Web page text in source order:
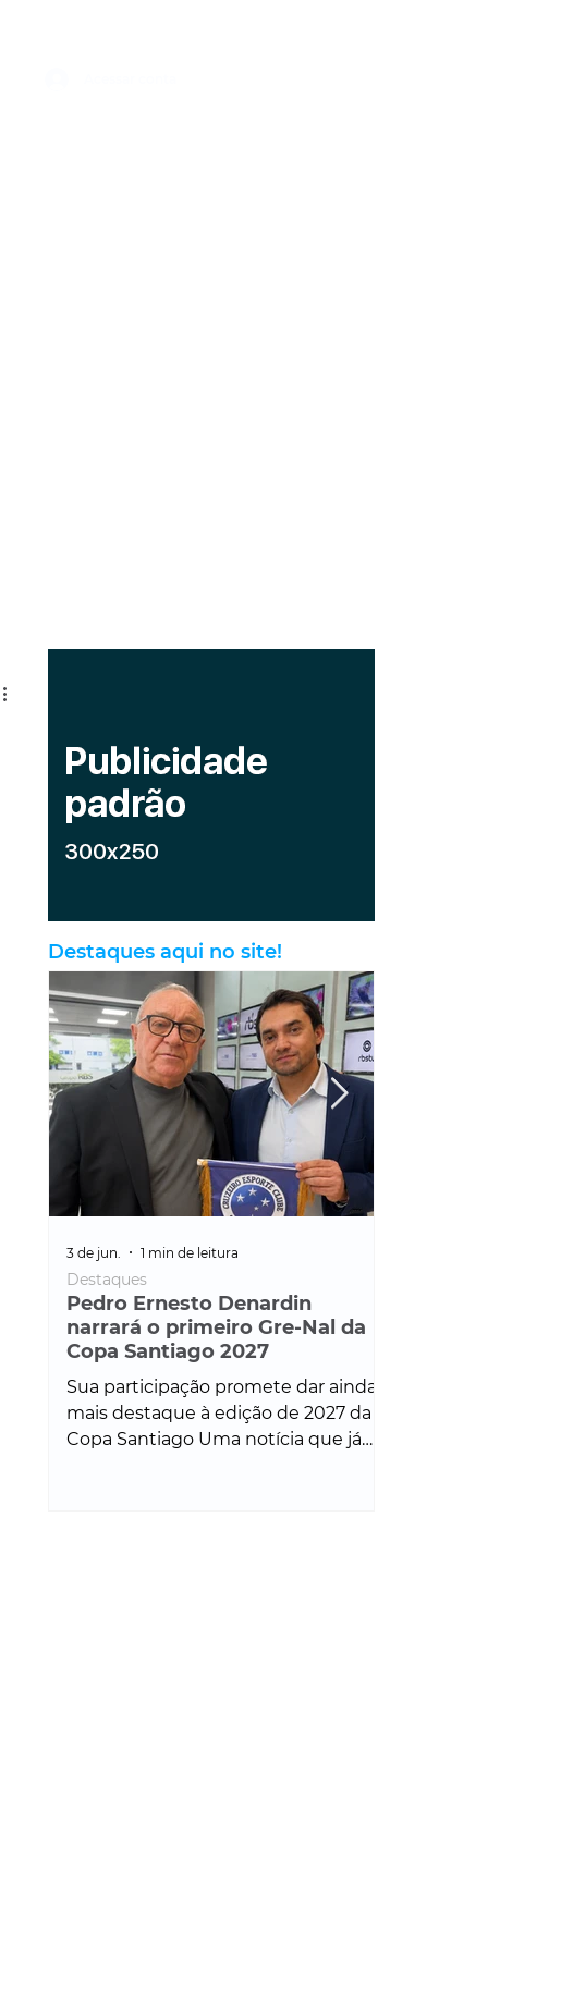
Destaques aqui no site!
Pedro Ernesto Denardin
narrará o primeiro Gre-Nal da
Copa Santiago 2027
Sua participação promete dar ainda
mais destaque à edição de 2027 da
Copa Santiago Uma notícia que já
Destaques
3 de jun. 1 min de leitura